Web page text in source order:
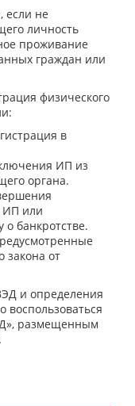
если не
личность
проживание
граждан или
физического
в
ИП из
органа.
ИП или
банкротстве.
закона от
и определения
воспользоваться
размещенным